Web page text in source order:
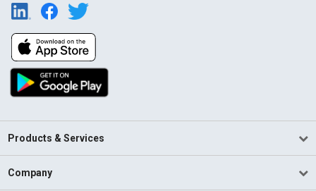
Products & Services
Company